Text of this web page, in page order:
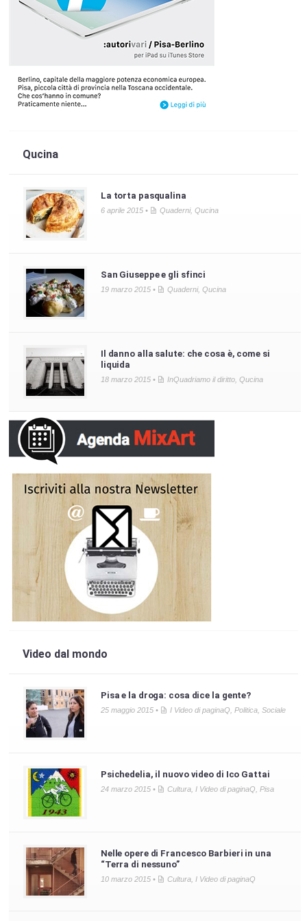
Qucina
La torta pasqualina
6 aprile 2015 • Quaderni, Qucina
San Giuseppe e gli sfinci
19 marzo 2015 • Quaderni, Qucina
Il danno alla salute: che cosa è, come si
liquida
18 marzo 2015 • InQuadriamo il diritto, Qucina
Video dal mondo
Pisa e la droga: cosa dice la gente?
25 maggio 2015 • I Video di paginaQ Politica, Sociale
Psichedelia, il nuovo video di Ico Gattai
24 marzo 2015 • Cultura, I Video di paginaQ Pisa
Nelle opere di Francesco Barbieri in una
“Terra di nessuno”
10 marzo 2015 • Cultura, I Video di paginaQ